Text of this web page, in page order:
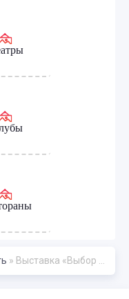
» Выставка «Выбор коллекционеров. К 170-летию со дня основания Третьяковской галереи» - «Выставки»